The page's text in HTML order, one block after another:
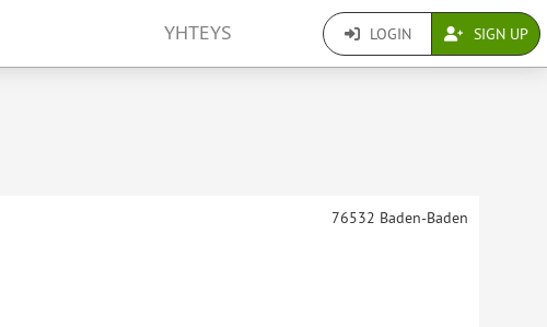
YHTEYS LOGIN SIGN UP
76532 Baden-Baden